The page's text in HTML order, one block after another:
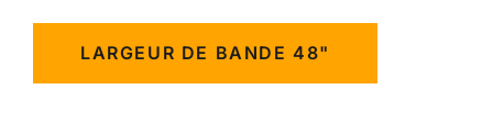
LARGEUR DE BANDE 48"